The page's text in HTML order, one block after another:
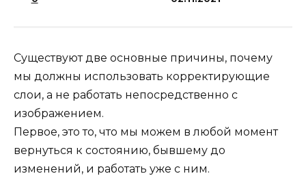
Существуют две основные причины, почему
мы должны использовать корректирующие
слои, а не работать непосредственно с
изображением.
Первое, это то, что мы можем в любой момент
вернуться к состоянию, бывшему до
изменений, и работать уже с ним.